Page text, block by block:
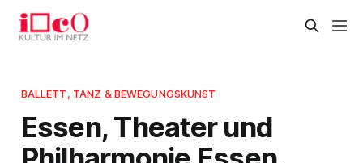
BALLETT, TANZ & BEWEGUNGSKUNST
Essen, Theater und